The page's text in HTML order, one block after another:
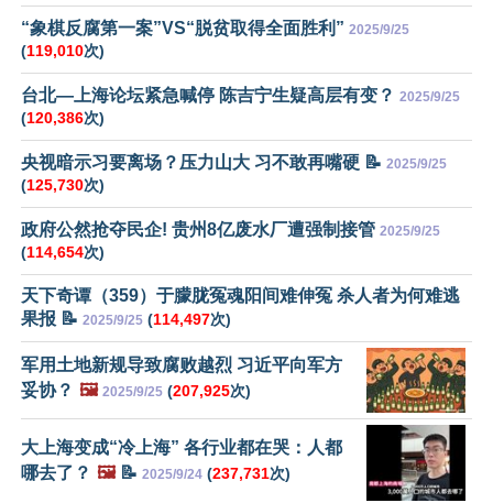
“象棋反腐第一案”VS“脱贫取得全面胜利” 2025/9/25
(119,010次)
台北—上海论坛紧急喊停 陈吉宁生疑高层有变？ 2025/9/25
(120,386次)
央视暗示习要离场？压力山大 习不敢再嘴硬 📝 2025/9/25
(125,730次)
政府公然抢夺民企! 贵州8亿废水厂遭强制接管 2025/9/25
(114,654次)
天下奇谭（359）于朦胧冤魂阳间难伸冤 杀人者为何难逃
果报 📝 2025/9/25 (114,497次)
军用土地新规导致腐败越烈 习近平向军方
妥协？ 🖼️ 2025/9/25 (207,925次)
大上海变成“冷上海” 各行业都在哭：人都
哪去了？ 🖼️📝 2025/9/24 (237,731次)